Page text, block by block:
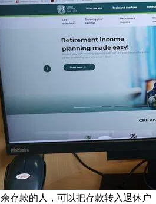
存款的人，可以把存款转入退休户